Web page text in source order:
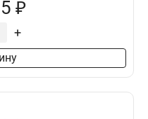
₽
+